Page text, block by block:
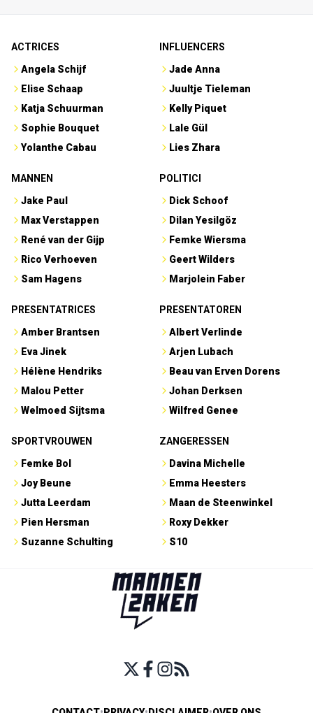
ACTRICES
Angela Schijf
Elise Schaap
Katja Schuurman
Sophie Bouquet
Yolanthe Cabau
INFLUENCERS
Jade Anna
Juultje Tieleman
Kelly Piquet
Lale Gül
Lies Zhara
MANNEN
Jake Paul
Max Verstappen
René van der Gijp
Rico Verhoeven
Sam Hagens
POLITICI
Dick Schoof
Dilan Yesilgöz
Femke Wiersma
Geert Wilders
Marjolein Faber
PRESENTATRICES
Amber Brantsen
Eva Jinek
Hélène Hendriks
Malou Petter
Welmoed Sijtsma
PRESENTATOREN
Albert Verlinde
Arjen Lubach
Beau van Erven Dorens
Johan Derksen
Wilfred Genee
SPORTVROUWEN
Femke Bol
Joy Beune
Jutta Leerdam
Pien Hersman
Suzanne Schulting
ZANGERESSEN
Davina Michelle
Emma Heesters
Maan de Steenwinkel
Roxy Dekker
S10